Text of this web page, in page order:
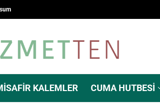
KALEMLER CUMA HUTBESI